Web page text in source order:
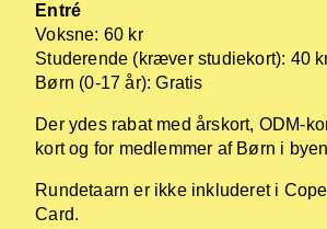
Entré
Voksne: 60 kr
Studerende (kræver studiekort): 40
Børn (0-17 år): Gratis
Der ydes rabat med årskort, ODM-
kort og for medlemmer af Børn i
Rundetaarn er ikke inkluderet i
Card.